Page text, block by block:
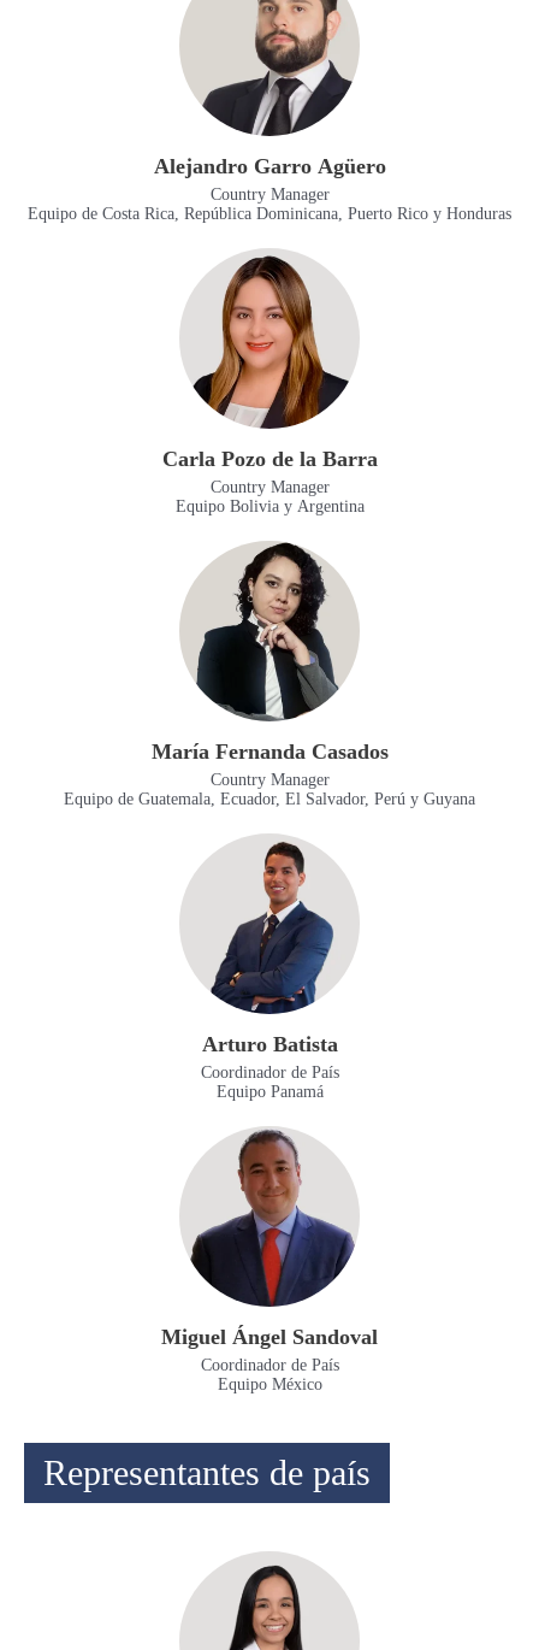
Alejandro Garro Agüero
Country Manager
Equipo de Costa Rica, República Dominicana, Puerto Rico y Honduras
Carla Pozo de la Barra
Country Manager
Equipo Bolivia y Argentina
María Fernanda Casados
Country Manager
Equipo de Guatemala, Ecuador, El Salvador, Perú y Guyana
Arturo Batista
Coordinador de País
Equipo Panamá
Miguel Ángel Sandoval
Coordinador de País
Equipo México
Representantes de país